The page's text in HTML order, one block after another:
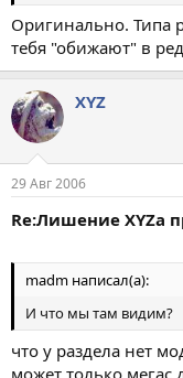
Оригинально. Типа
тебя "обижают" в
XYZ
29 Авг 2006
Re:Лишение XYZа
madm написал(а):
И что мы там видим?
что у раздела нет
может только мегас